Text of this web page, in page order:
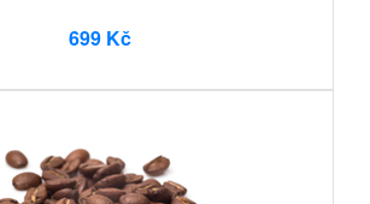
699 Kč